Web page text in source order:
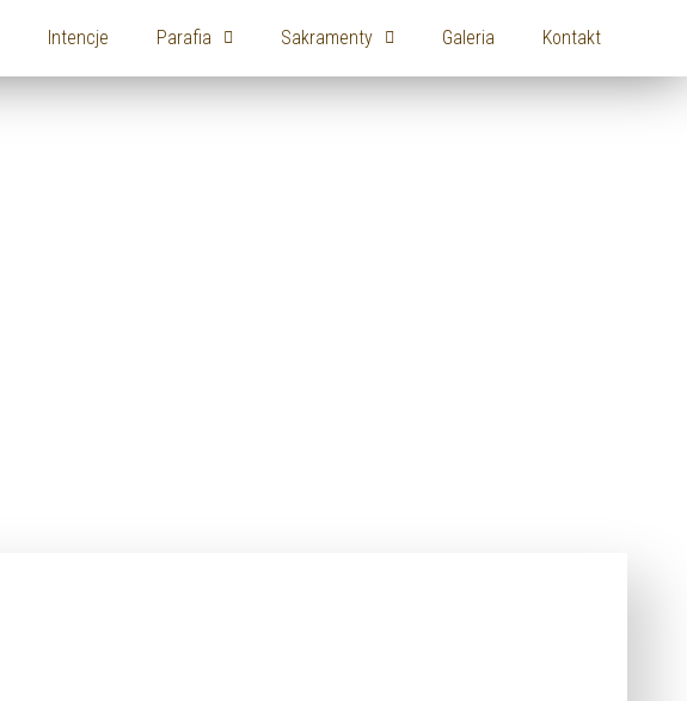
Intencje Parafia Sakramenty Galeria Kontakt